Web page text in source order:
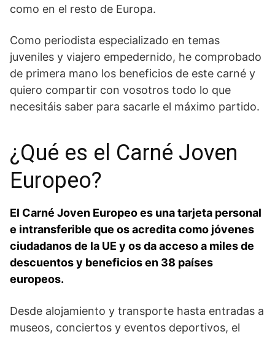
como en el resto de Europa.
Como periodista especializado en temas
juveniles y viajero empedernido, he comprobado
de primera mano los beneficios de este carné y
quiero compartir con vosotros todo lo que
necesitáis saber para sacarle el máximo partido.
¿Qué es el Carné Joven
Europeo?
El Carné Joven Europeo es una tarjeta personal
e intransferible que os acredita como jóvenes
ciudadanos de la UE y os da acceso a miles de
descuentos y beneficios en 38 países
europeos.
Desde alojamiento y transporte hasta entradas a
museos, conciertos y eventos deportivos, el